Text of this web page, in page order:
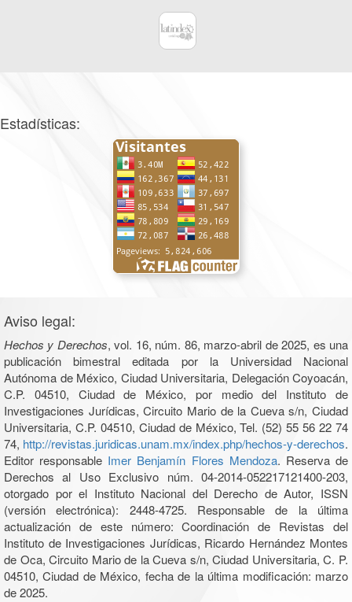
Estadísticas:
Aviso legal:
Hechos y Derechos, vol. 16, núm. 86, marzo-abril de 2025, es una
publicación bimestral editada por la Universidad Nacional
Autónoma de México, Ciudad Universitaria, Delegación Coyoacán,
C.P. 04510, Ciudad de México, por medio del Instituto de
Investigaciones Jurídicas, Circuito Mario de la Cueva s/n, Ciudad
Universitaria, C.P. 04510, Ciudad de México, Tel. (52) 55 56 22 74
74, http://revistas.juridicas.unam.mx/index.php/hechos-y-derechos.
Editor responsable Imer Benjamín Flores Mendoza. Reserva de
Derechos al Uso Exclusivo núm. 04-2014-052217121400-203,
otorgado por el Instituto Nacional del Derecho de Autor, ISSN
(versión electrónica): 2448-4725. Responsable de la última
actualización de este número: Coordinación de Revistas del
Instituto de Investigaciones Jurídicas, Ricardo Hernández Montes
de Oca, Circuito Mario de la Cueva s/n, Ciudad Universitaria, C. P.
04510, Ciudad de México, fecha de la última modificación: marzo
de 2025.